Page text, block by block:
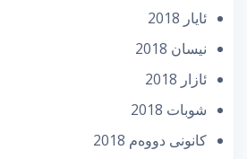
ئایار 2018
نیسان 2018
ئازار 2018
شوبات 2018
كانونی دووه‌م 2018